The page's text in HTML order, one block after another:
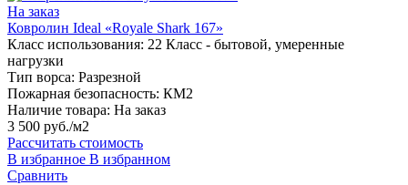
На заказ
Ковролин Ideal «Royale Shark 167»
Класс использования: 22 Класс - бытовой, умеренные
нагрузки
Тип ворса: Разрезной
Пожарная безопасность: КМ2
Наличие товара: На заказ
3 500 руб./м2
Рассчитать стоимость
В избранное В избранном
Сравнить